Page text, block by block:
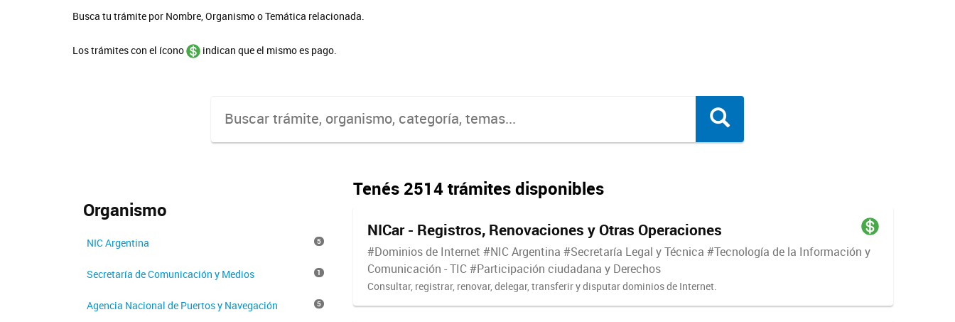
Busca tu trámite por Nombre, Organismo o Temática relacionada.
Los trámites con el ícono indican que el mismo es pago.
Tenés 2514 trámites disponibles
NICar - Registros, Renovaciones y Otras Operaciones
#Dominios de Internet #NIC Argentina #Secretaría Legal y Técnica #Tecnología de la Información y
Comunicación - TIC #Participación ciudadana y Derechos
Consultar, registrar, renovar, delegar, transferir y disputar dominios de Internet.
Organismo
NIC Argentina 5
Secretaría de Comunicación y Medios 1
Agencia Nacional de Puertos y Navegación 5